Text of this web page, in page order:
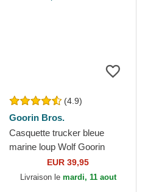
(4.9)
Goorin Bros.
Casquette trucker bleue
marine loup Wolf Goorin
EUR 39,95
Livraison le mardi, 11 aout